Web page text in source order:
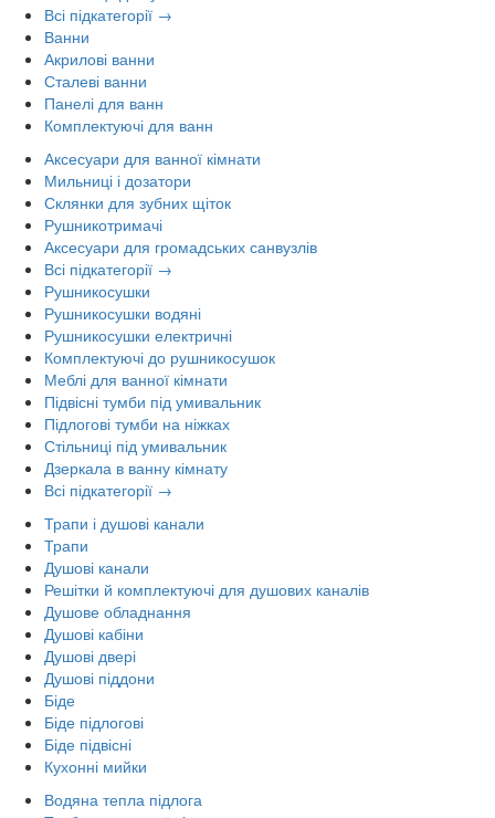
Всі підкатегорії →
Ванни
Акрилові ванни
Сталеві ванни
Панелі для ванн
Комплектуючі для ванн
Аксесуари для ванної кімнати
Мильниці і дозатори
Склянки для зубних щіток
Рушникотримачі
Аксесуари для громадських санвузлів
Всі підкатегорії →
Рушникосушки
Рушникосушки водяні
Рушникосушки електричні
Комплектуючі до рушникосушок
Меблі для ванної кімнати
Підвісні тумби під умивальник
Підлогові тумби на ніжках
Стільниці під умивальник
Дзеркала в ванну кімнату
Всі підкатегорії →
Трапи і душові канали
Трапи
Душові канали
Решітки й комплектуючі для душових каналів
Душове обладнання
Душові кабіни
Душові двері
Душові піддони
Біде
Біде підлогові
Біде підвісні
Кухонні мийки
Водяна тепла підлога